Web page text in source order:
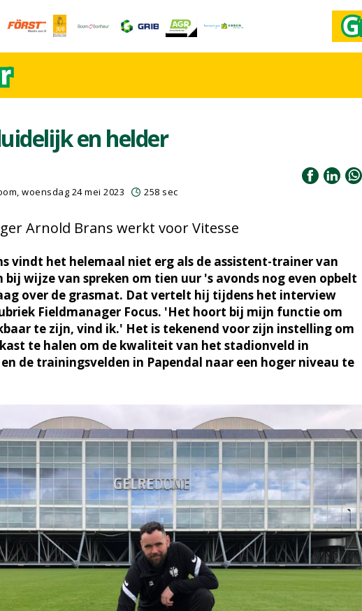
en helder
, woensdag 24 mei 2023 258 sec
Arnold Brans werkt voor Vitesse
vindt het helemaal niet erg als de assistent-trainer van
bij wijze van spreken om tien uur 's avonds nog even opbelt
over de grasmat. Dat vertelt hij tijdens het interview
Fieldmanager Focus. 'Het hoort bij mijn functie om
te zijn, vind ik.' Het is tekenend voor zijn instelling om
te halen om de kwaliteit van het stadionveld in
de trainingsvelden in Papendal naar een hoger niveau te